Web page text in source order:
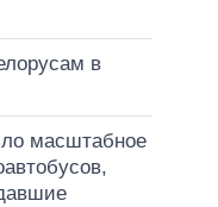
в
масштабное